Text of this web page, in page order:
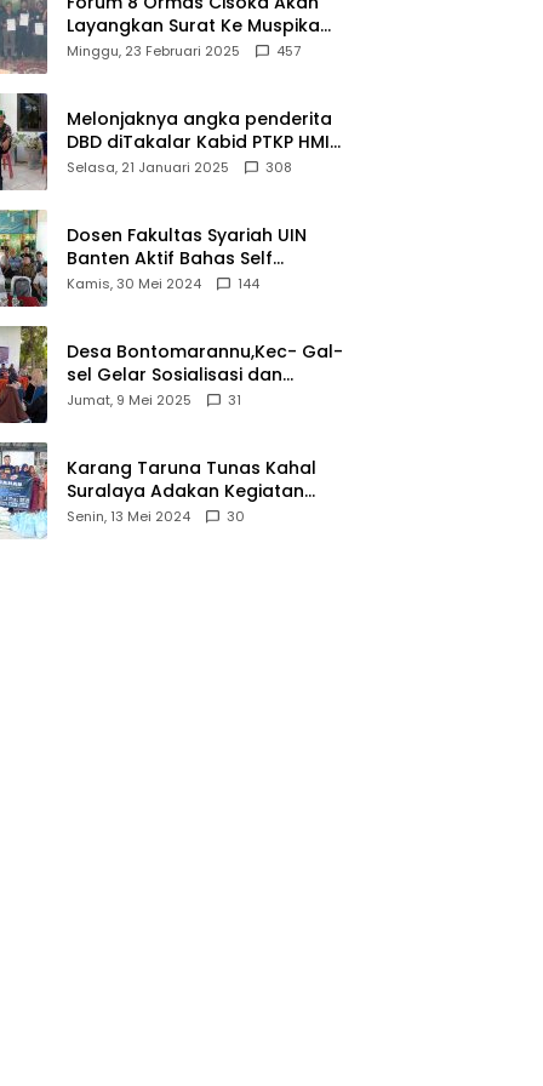
Layangkan Surat Ke Muspika
Atas Adanya Kantor Matel di
Minggu, 23 Februari 2025 457
Melonjaknya angka penderita
DBD diTakalar Kabid PTKP HMI
Cab.Takalar angkat bicara
Selasa, 21 Januari 2025 308
Dosen Fakultas Syariah UIN
Banten Aktif Bahas Self
Declare Halal dalam Forum
Kamis, 30 Mei 2024 144
Desa Bontomarannu,Kec- Gal-
sel Gelar Sosialisasi dan
Bimtek Pemutakhiran Data ID
Jumat, 9 Mei 2025 31
Karang Taruna Tunas Kahal
Suralaya Adakan Kegiatan
Bansos Terhadap Kaum
Senin, 13 Mei 2024 30